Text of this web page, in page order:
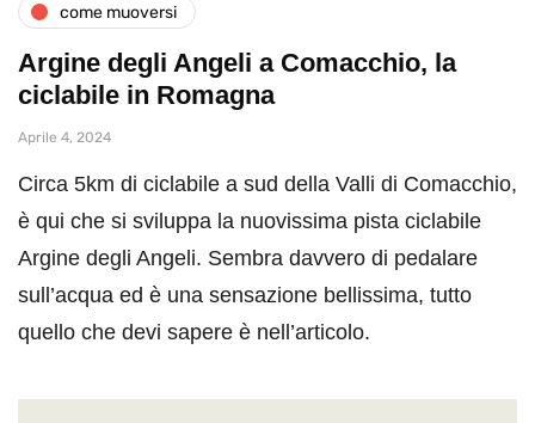
come muoversi
Argine degli Angeli a Comacchio, la
ciclabile in Romagna
Aprile 4, 2024
Circa 5km di ciclabile a sud della Valli di Comacchio,
è qui che si sviluppa la nuovissima pista ciclabile
Argine degli Angeli. Sembra davvero di pedalare
sull’acqua ed è una sensazione bellissima, tutto
quello che devi sapere è nell’articolo.